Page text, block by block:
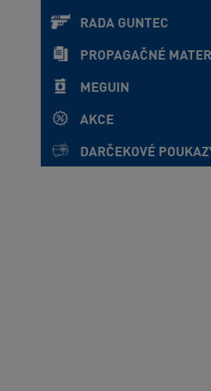
RADA GUNTEC
PROPAGAČNÉ
MEGUIN
AKCE
DARČEKOVÉ